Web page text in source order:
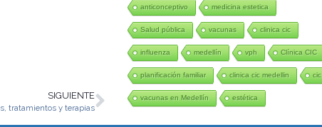
SIGUIENTE
tratamientos y terapias
anticonceptivo medicina estetica
Salud pública vacunas clinica cic
influenza medellín vph Clínica CIC
planificación familiar clinica cic medellin cic
vacunas en Medellín estética